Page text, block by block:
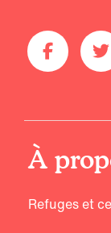
À
Refuges et